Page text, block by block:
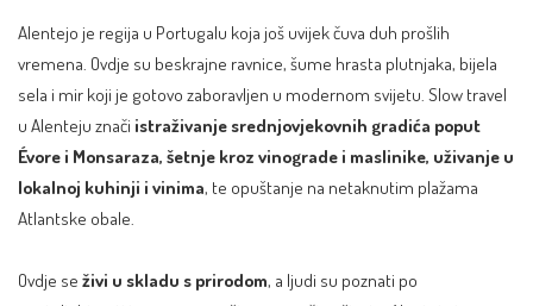
Alentejo je regija u Portugalu koja još uvijek čuva duh prošlih
vremena. Ovdje su beskrajne ravnice, šume hrasta plutnjaka, bijela
sela i mir koji je gotovo zaboravljen u modernom svijetu. Slow travel
u Alenteju znači istraživanje srednjovjekovnih gradića poput
Évore i Monsaraza, šetnje kroz vinograde i maslinike, uživanje u
lokalnoj kuhinji i vinima, te opuštanje na netaknutim plažama
Atlantske obale.
Ovdje se živi u skladu s prirodom, a ljudi su poznati po